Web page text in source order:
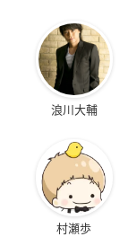
浪川大輔
村瀬歩